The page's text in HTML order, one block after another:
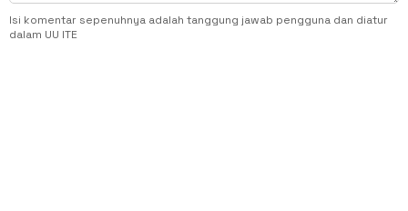
Isi komentar sepenuhnya adalah tanggung jawab pengguna dan diatur
dalam UU ITE